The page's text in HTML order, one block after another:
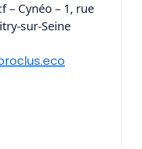
– Cynéo – 1, rue
sur-Seine